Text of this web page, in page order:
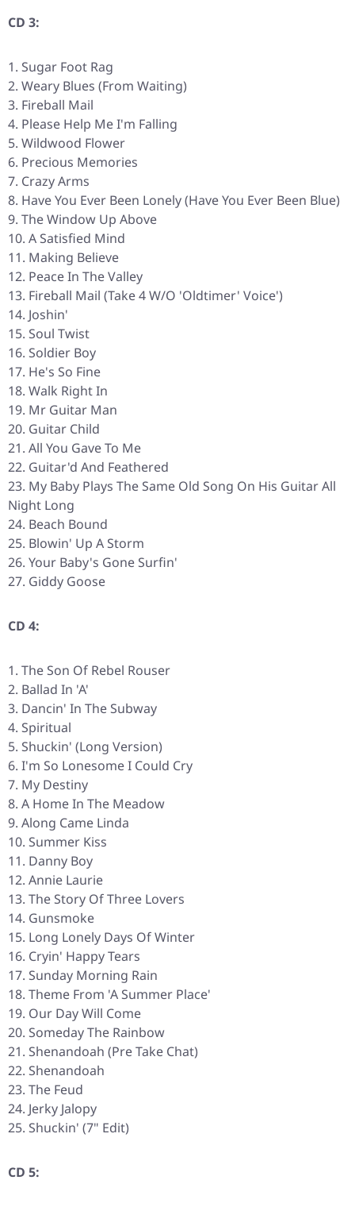
CD 3:
Sugar Foot Rag
Weary Blues (From Waiting)
Fireball Mail
Please Help Me I'm Falling
Wildwood Flower
Precious Memories
Crazy Arms
Have You Ever Been Lonely (Have You Ever Been Blue)
The Window Up Above
A Satisfied Mind
Making Believe
Peace In The Valley
Fireball Mail (Take 4 W/O 'Oldtimer' Voice')
Joshin'
Soul Twist
Soldier Boy
He's So Fine
Walk Right In
Mr Guitar Man
Guitar Child
All You Gave To Me
Guitar'd And Feathered
My Baby Plays The Same Old Song On His Guitar All
Night Long
Beach Bound
Blowin' Up A Storm
Your Baby's Gone Surfin'
Giddy Goose
CD 4:
The Son Of Rebel Rouser
Ballad In 'A'
Dancin' In The Subway
Spiritual
Shuckin' (Long Version)
I'm So Lonesome I Could Cry
My Destiny
A Home In The Meadow
Along Came Linda
Summer Kiss
Danny Boy
Annie Laurie
The Story Of Three Lovers
Gunsmoke
Long Lonely Days Of Winter
Cryin' Happy Tears
Sunday Morning Rain
Theme From 'A Summer Place'
Our Day Will Come
Someday The Rainbow
Shenandoah (Pre Take Chat)
Shenandoah
The Feud
Jerky Jalopy
Shuckin' (7" Edit)
CD 5: